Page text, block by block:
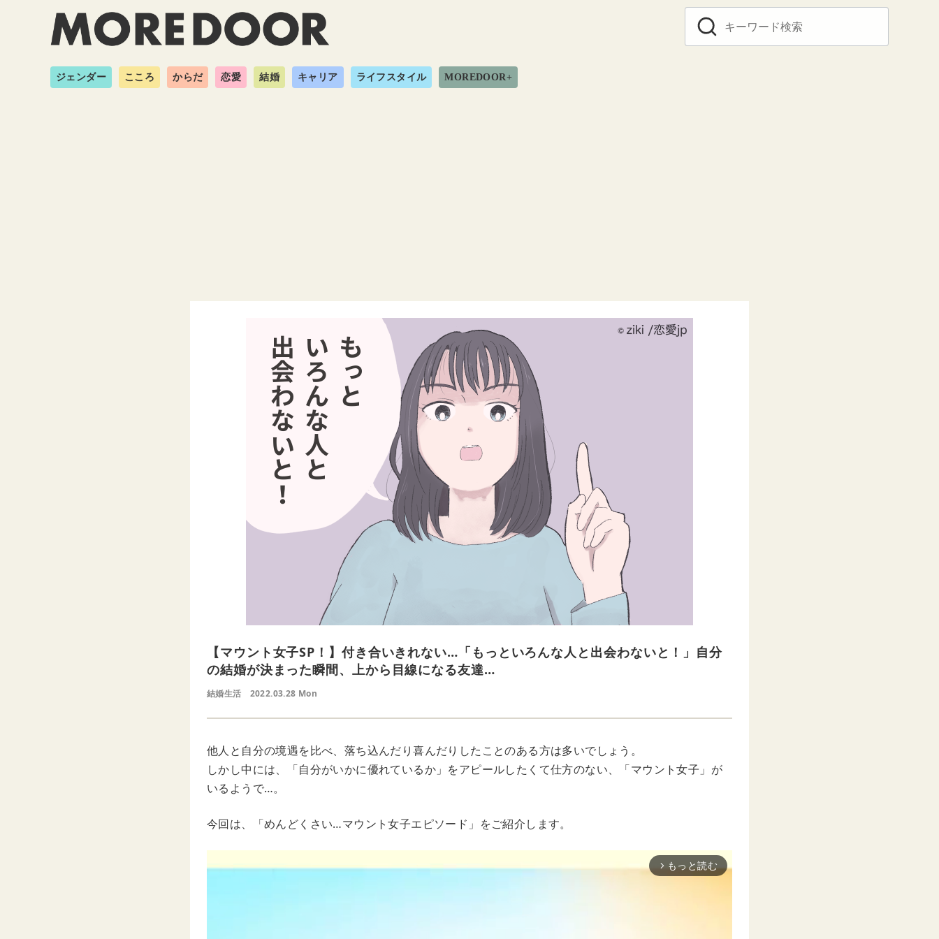
ジェンダー こころ からだ 恋愛 結婚 キャリア ライフスタイル MOREDOOR+
【マウント女子SP！】付き合いきれない…「もっといろんな人と出会わないと！」自分
の結婚が決まった瞬間、上から目線になる友達…
結婚生活 2022.03.28 Mon
他人と自分の境遇を比べ、落ち込んだり喜んだりしたことのある方は多いでしょう。
しかし中には、「自分がいかに優れているか」をアピールしたくて仕方のない、「マウント女子」が
いるようで…。
今回は、「めんどくさい…マウント女子エピソード」をご紹介します。
arrow_forward_ios もっと読む